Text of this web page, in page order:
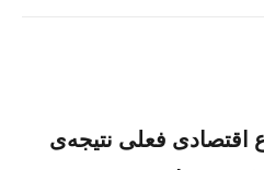
اقتصادی فعلی نتیجه‌ی